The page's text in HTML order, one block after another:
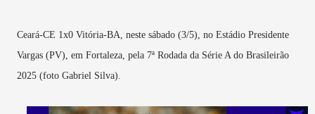
Ceará-CE 1x0 Vitória-BA, neste sábado (3/5), no Estádio Presidente
Vargas (PV), em Fortaleza, pela 7ª Rodada da Série A do Brasileirão
2025 (foto Gabriel Silva).